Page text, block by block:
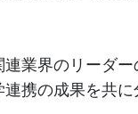
業界のリーダ
携の成果を共